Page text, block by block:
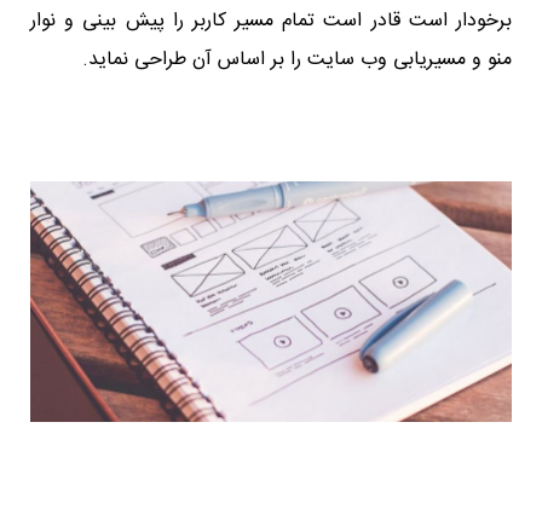
برخودار است قادر است تمام مسیر کاربر را پیش بینی و نوار
منو و مسیریابی وب سایت را بر اساس آن طراحی نماید.